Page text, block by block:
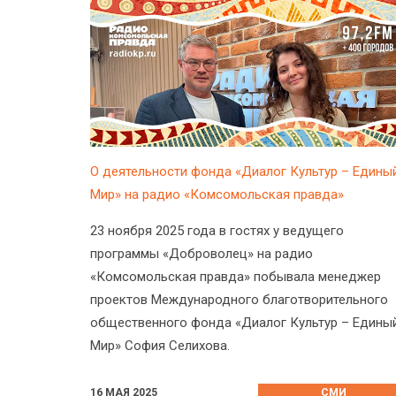
О деятельности фонда «Диалог Культур –
Мир» на радио «Комсомольская правда»
23 ноября 2025 года в гостях у ведущего
программы «Доброволец» на радио
«Комсомольская правда» побывала менеджер
проектов Международного благотворительного
общественного фонда «Диалог Культур –
Мир» София Селихова.
16 МАЯ 2025 СМИ